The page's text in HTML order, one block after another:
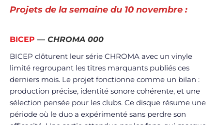
Projets de la semaine du 10 novembre :
BICEP — CHROMA 000
BICEP clôturent leur série CHROMA avec un vinyle
limité regroupant les titres marquants publiés ces
derniers mois. Le projet fonctionne comme un bilan :
production précise, identité sonore cohérente, et une
sélection pensée pour les clubs. Ce disque résume une
période où le duo a expérimenté sans perdre son